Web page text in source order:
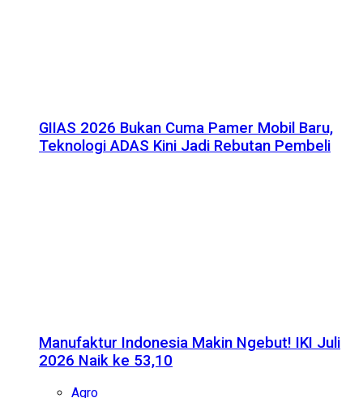
GIIAS 2026 Bukan Cuma Pamer Mobil Baru,
Teknologi ADAS Kini Jadi Rebutan Pembeli
Manufaktur Indonesia Makin Ngebut! IKI Juli
2026 Naik ke 53,10
Agro